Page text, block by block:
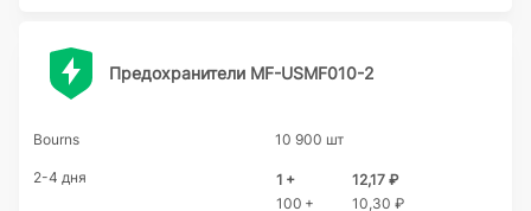
Предохранители MF-USMF010-2
Bourns 10 900 шт
2-4 дня 1 +
12,17 ₽
100 +
10,30 ₽